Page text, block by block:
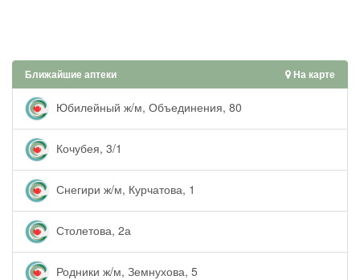
Ближайшие аптеки На карте
Юбилейный ж/м, Объединения, 80
Кочубея, 3/1
Снегири ж/м, Курчатова, 1
Столетова, 2а
Родники ж/м, Земнухова, 5